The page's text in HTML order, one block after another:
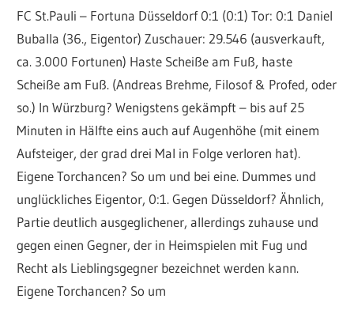
FC St.Pauli – Fortuna Düsseldorf 0:1 (0:1) Tor: 0:1 Daniel
Buballa (36., Eigentor) Zuschauer: 29.546 (ausverkauft,
ca. 3.000 Fortunen) Haste Scheiße am Fuß, haste
Scheiße am Fuß. (Andreas Brehme, Filosof & Profed, oder
so.) In Würzburg? Wenigstens gekämpft – bis auf 25
Minuten in Hälfte eins auch auf Augenhöhe (mit einem
Aufsteiger, der grad drei Mal in Folge verloren hat).
Eigene Torchancen? So um und bei eine. Dummes und
unglückliches Eigentor, 0:1. Gegen Düsseldorf? Ähnlich,
Partie deutlich ausgeglichener, allerdings zuhause und
gegen einen Gegner, der in Heimspielen mit Fug und
Recht als Lieblingsgegner bezeichnet werden kann.
Eigene Torchancen? So um